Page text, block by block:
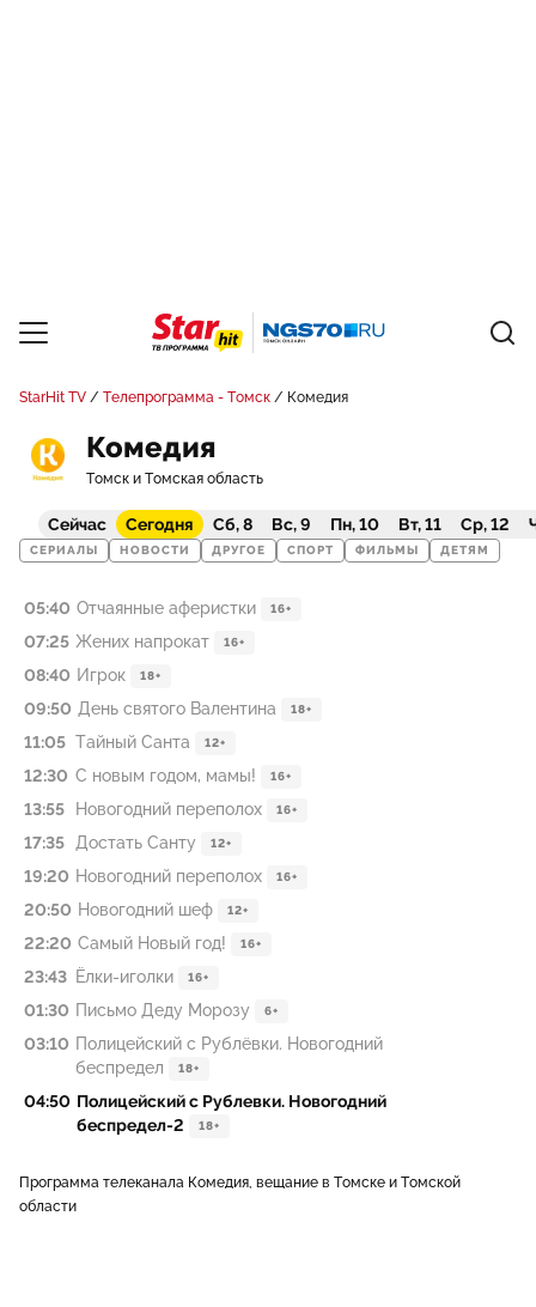
StarHit TV Телепрограмма - Томск Комедия
Комедия
Томск и Томская область
Сейчас Сегодня Сб, 8 Вс, 9 Пн, 10 Вт, 11 Ср, 12
СЕРИАЛЫ НОВОСТИ ДРУГОЕ СПОРТ ФИЛЬМЫ ДЕТЯМ
05:40 Отчаянные аферистки 16+
07:25 Жених напрокат 16+
08:40 Игрок 18+
09:50 День святого Валентина 18+
11:05 Тайный Санта 12+
12:30 С новым годом, мамы! 16+
13:55 Новогодний переполох 16+
17:35 Достать Санту 12+
19:20 Новогодний переполох 16+
20:50 Новогодний шеф 12+
22:20 Самый Новый год! 16+
23:43 Ёлки-иголки 16+
01:30 Письмо Деду Морозу 6+
03:10 Полицейский с Рублёвки. Новогодний
беспредел
18+
04:50 Полицейский с Рублевки. Новогодний
беспредел-2
18+
Программа телеканала Комедия, вещание в Томске и Томской
области